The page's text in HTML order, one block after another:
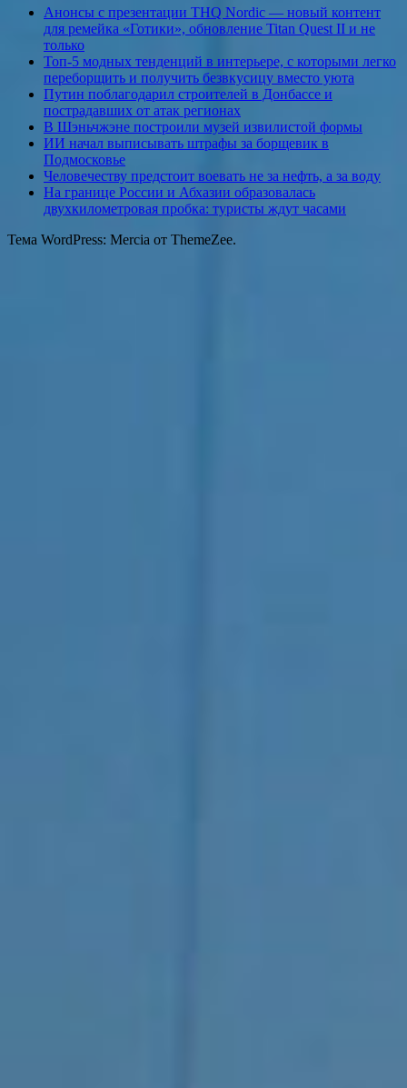
Анонсы с презентации THQ Nordic — новый контент
для ремейка «Готики», обновление Titan Quest II и не
только
Топ-5 модных тенденций в интерьере, с которыми легко
переборщить и получить безвкусицу вместо уюта
Путин поблагодарил строителей в Донбассе и
пострадавших от атак регионах
В Шэньчжэне построили музей извилистой формы
ИИ начал выписывать штрафы за борщевик в
Подмосковье
Человечеству предстоит воевать не за нефть, а за воду
На границе России и Абхазии образовалась
двухкилометровая пробка: туристы ждут часами
Тема WordPress: Mercia от ThemeZee.